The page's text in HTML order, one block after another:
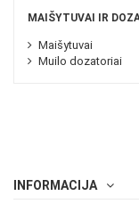
MAIŠYTUVAI IR
Maišytuvai
Muilo dozatoriai
INFORMACIJA